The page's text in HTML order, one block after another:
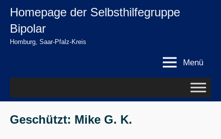
springen
Zum
springen
Homepage der Selbsthilfegruppe
Bipolar
Homburg, Saar-Pfalz-Kreis
Menü
Geschützt: Mike G. K.